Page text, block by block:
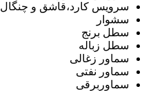
سرویس کارد،قاشق و چنگال
سشوار
سطل برنج
سطل زباله
سماور زغالی
سماور نفتی
سماوربرقی